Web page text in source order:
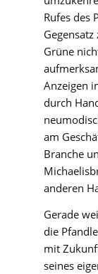
Rufes des
Grüne
Anzeigen
durch
am
Branche
anderen
Gerade
die
mit
seines